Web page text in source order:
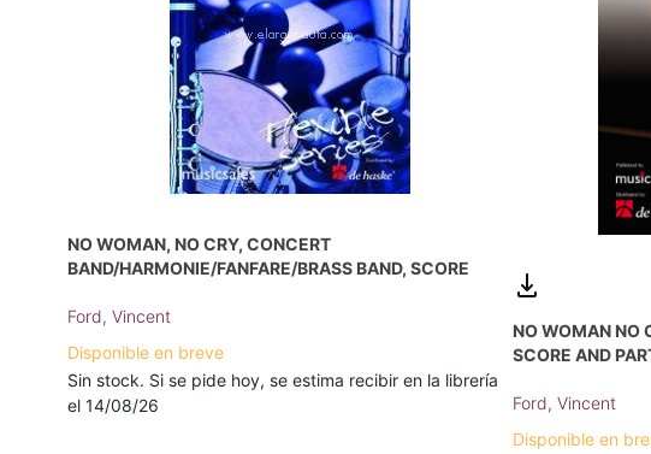
NO WOMAN, NO CRY, CONCERT
BAND/HARMONIE/FANFARE/BRASS BAND, SCORE
Ford, Vincent
Disponible en breve
Sin stock. Si se pide hoy, se estima recibir en la librería
el 14/08/26
NO WOMAN NO
SCORE AND
Ford, Vincent
Disponible en